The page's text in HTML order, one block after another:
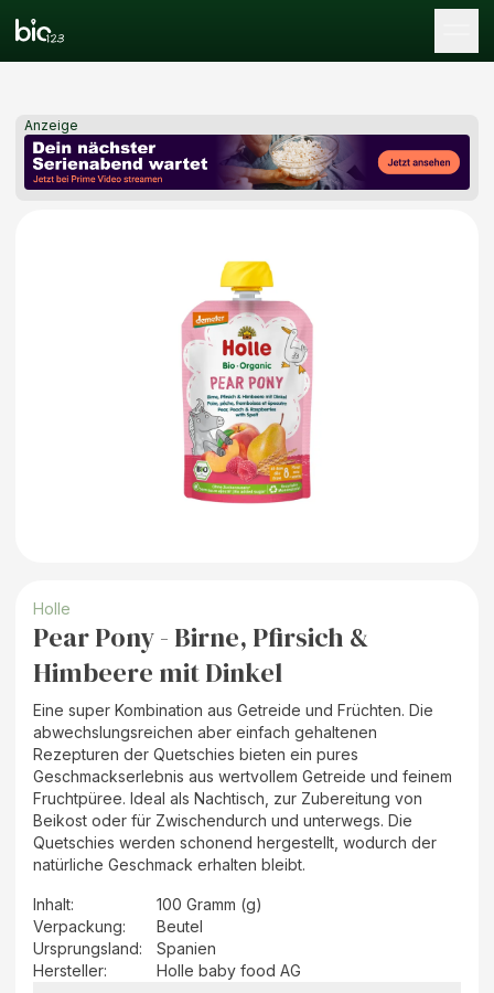
Anzeige
Holle
Pear Pony - Birne, Pfirsich &
Himbeere mit Dinkel
Eine super Kombination aus Getreide und Früchten. Die
abwechslungsreichen aber einfach gehaltenen
Rezepturen der Quetschies bieten ein pures
Geschmackserlebnis aus wertvollem Getreide und feinem
Fruchtpüree. Ideal als Nachtisch, zur Zubereitung von
Beikost oder für Zwischendurch und unterwegs. Die
Quetschies werden schonend hergestellt, wodurch der
natürliche Geschmack erhalten bleibt.
Inhalt:
100 Gramm (g)
Verpackung:
Beutel
Ursprungsland:
Spanien
Hersteller: Holle baby food AG